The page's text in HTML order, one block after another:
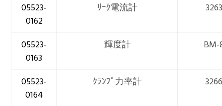
05523-
0162
ﾘｰｸ電流計 3263
05523-
0163
輝度計
05523-
0164
ｸﾗﾝﾌﾟ力率計